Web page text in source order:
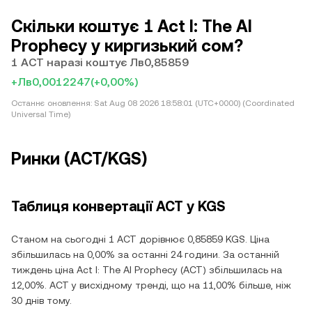
Скільки коштує 1 Act I: The AI
Prophecy у киргизький сом?
1 ACT наразі коштує Лв0,85859
+Лв0,0012247(+0,00%)
Останнє оновлення: Sat Aug 08 2026 18:58:01 (UTC+0000) (Coordinated
Universal Time)
Ринки (ACT/KGS)
Таблиця конвертації ACT у KGS
Станом на сьогодні 1 ACT дорівнює 0,85859 KGS. Ціна
збільшилась на 0,00% за останні 24 години. За останній
тиждень ціна Act I: The AI Prophecy (ACT) збільшилась на
12,00%. ACT у висхідному тренді, що на 11,00% більше, ніж
30 днів тому.